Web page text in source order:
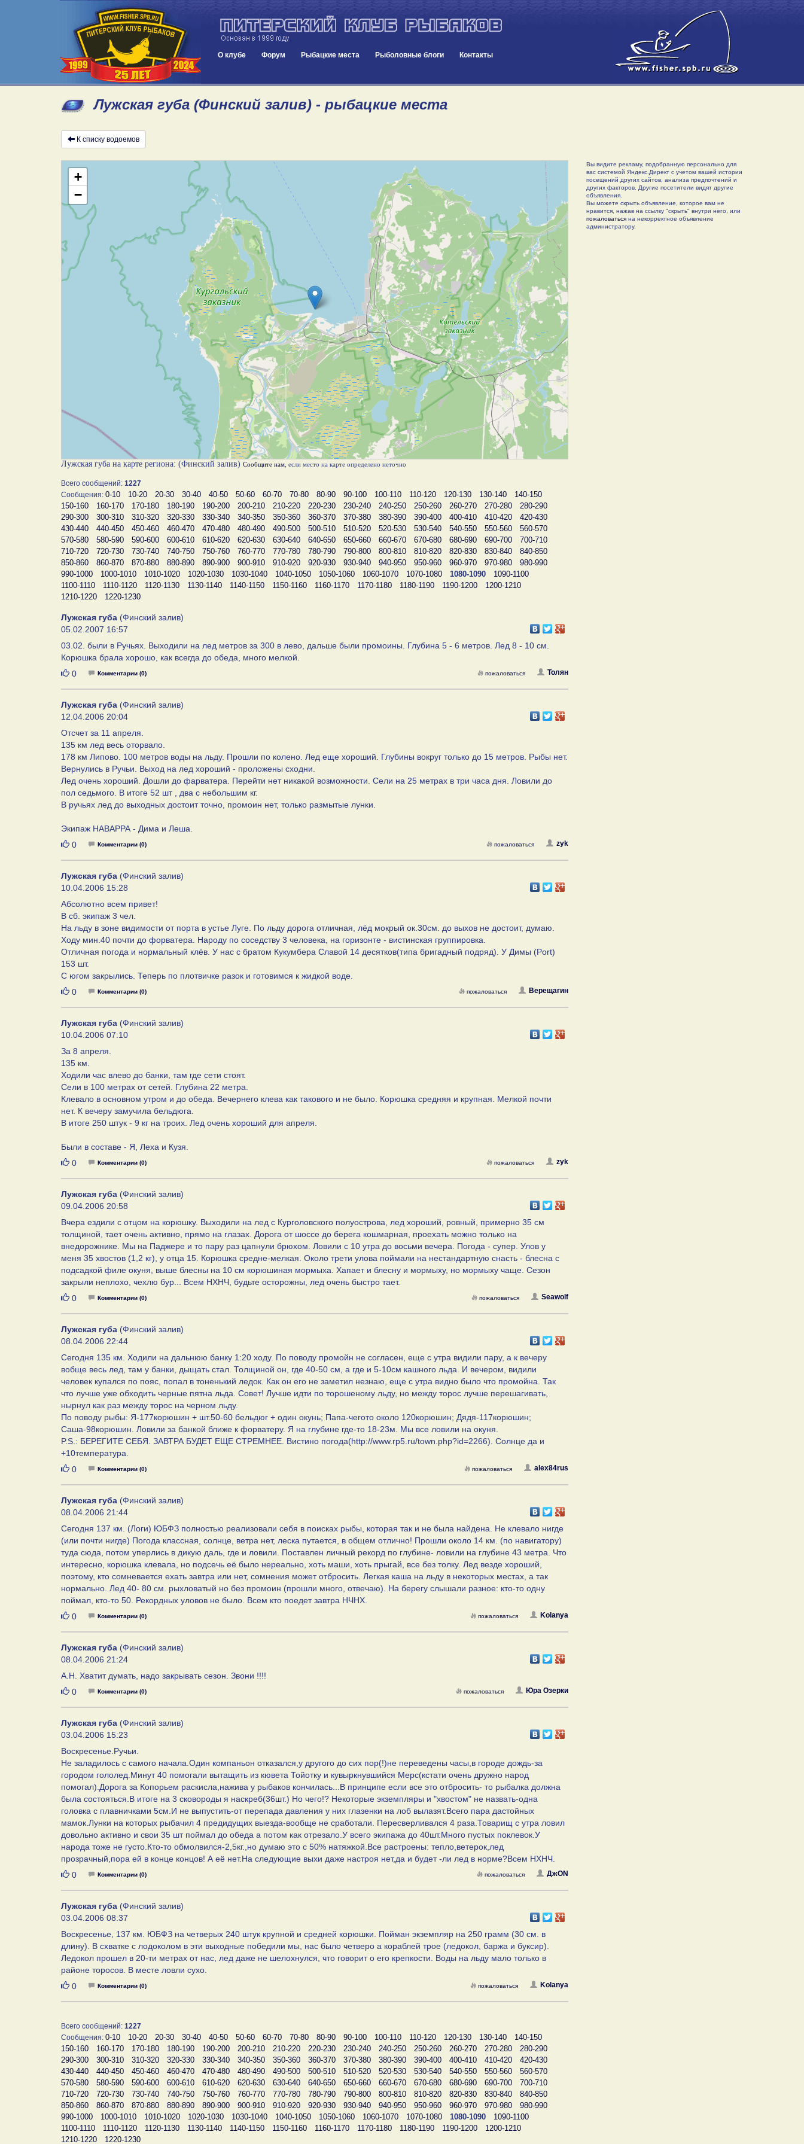
О клубе Форум Рыбацкие места Рыболовные блоги Контакты
Лужская губа (Финский залив) - рыбацкие места
К списку водоемов
+
−
Лужская губа на карте региона: (Финский залив) Сообщите нам , если место на карте определено неточно
Всего сообщений: 1227
Сообщения: 0-10 10-20 20-30 30-40 40-50 50-60 60-70 70-80 80-90 90-100 100-110 110-120 120-130 130-140
140-150
150-160
160-170 170-180 180-190 190-200 200-210 210-220 220-230 230-240 240-250 250-260 260-270 270-280
280-290
290-300
300-310 310-320 320-330 330-340 340-350 350-360 360-370 370-380 380-390 390-400 400-410 410-420
420-430
430-440
440-450 450-460 460-470 470-480 480-490 490-500 500-510 510-520 520-530 530-540 540-550 550-560
560-570
570-580
580-590 590-600 600-610 610-620 620-630 630-640 640-650 650-660 660-670 670-680 680-690 690-700
700-710
710-720
720-730 730-740 740-750 750-760 760-770 770-780 780-790 790-800 800-810 810-820 820-830 830-840
840-850
850-860
860-870 870-880 880-890 890-900 900-910 910-920 920-930 930-940 940-950 950-960 960-970 970-980
980-990
990-1000
1000-1010 1010-1020 1020-1030 1030-1040 1040-1050 1050-1060 1060-1070 1070-1080 1080-1090
1090-1100
1100-1110
1110-1120 1120-1130 1130-1140 1140-1150 1150-1160 1160-1170 1170-1180 1180-1190 1190-1200
1200-1210
1210-1220
1220-1230
Лужская губа (Финский залив)
05.02.2007 16:57
03.02. были в Ручьях. Выходили на лед метров за 300 в лево, дальше были промоины. Глубина 5 - 6 метров. Лед 8 - 10 см.
Корюшка брала хорошо, как всегда до обеда, много мелкой.
Нравится
0 Комментарии (0) Толян
пожаловаться
Лужская губа (Финский залив)
12.04.2006 20:04
Отсчет за 11 апреля.
135 км лед весь оторвало.
178 км Липово. 100 метров воды на льду. Прошли по колено. Лед еще хороший. Глубины вокруг только до 15 метров. Рыбы нет.
Вернулись в Ручьи. Выход на лед хороший - проложены сходни.
Лед очень хороший. Дошли до фарватера. Перейти нет никакой возможности. Сели на 25 метрах в три часа дня. Ловили до
пол седьмого. В итоге 52 шт , два с небольшим кг.
В ручьях лед до выходных достоит точно, промоин нет, только размытые лунки.
Экипаж НАВАРРА - Дима и Леша.
Нравится
0 Комментарии (0) zyk
пожаловаться
Лужская губа (Финский залив)
10.04.2006 15:28
Абсолютно всем привет!
В сб. экипаж 3 чел.
На льду в зоне видимости от порта в устье Луге. По льду дорога отличная, лёд мокрый ок.30см. до выхов не достоит, думаю.
Ходу мин.40 почти до форватера. Народу по соседству 3 человека, на горизонте - вистинская группировка.
Отличная погода и нормальный клёв. У нас с братом Кукумбера Славой 14 десятков(типа бригадный подряд). У Димы (Port)
153 шт.
С югом закрылись. Теперь по плотвичке разок и готовимся к жидкой воде.
Нравится
0 Комментарии (0) Верещагин
пожаловаться
Лужская губа (Финский залив)
10.04.2006 07:10
За 8 апреля.
135 км.
Ходили час влево до банки, там где сети стоят.
Сели в 100 метрах от сетей. Глубина 22 метра.
Клевало в основном утром и до обеда. Вечернего клева как такового и не было. Корюшка средняя и крупная. Мелкой почти
нет. К вечеру замучила бельдюга.
В итоге 250 штук - 9 кг на троих. Лед очень хороший для апреля.
Были в составе - Я, Леха и Кузя.
Нравится
0 Комментарии (0) zyk
пожаловаться
Лужская губа (Финский залив)
09.04.2006 20:58
Вчера ездили с отцом на корюшку. Выходили на лед с Курголовского полуострова, лед хороший, ровный, примерно 35 см
толщиной, тает очень активно, прямо на глазах. Дорога от шоссе до берега кошмарная, проехать можно только на
внедорожнике. Мы на Паджере и то пару раз цапнули брюхом. Ловили с 10 утра до восьми вечера. Погода - супер. Улов у
меня 35 хвостов (1,2 кг), у отца 15. Корюшка средне-мелкая. Около трети улова поймали на нестандартную снасть - блесна с
подсадкой филе окуня, выше блесны на 10 см корюшиная мормыха. Хапает и блесну и мормыху, но мормыху чаще. Сезон
закрыли неплохо, чехлю бур... Всем НХНЧ, будьте осторожны, лед очень быстро тает.
Нравится
0 Комментарии (0) Seawolf
пожаловаться
Лужская губа (Финский залив)
08.04.2006 22:44
Сегодня 135 км. Ходили на дальнюю банку 1:20 ходу. По поводу промойн не согласен, еще с утра видили пару, а к вечеру
вобще весь лед, там у банки, дыщать стал. Толщиной он, где 40-50 см, а где и 5-10см кашного льда. И вечером, видили
человек купался по пояс, попал в тоненький ледок. Как он его не заметил незнаю, еще с утра видно было что промойна. Так
что лучше уже обходить черные пятна льда. Совет! Лучше идти по торошеному льду, но между торос лучше перешагивать,
нырнул как раз между торос на черном льду.
По поводу рыбы: Я-177корюшин + шт.50-60 бельдюг + один окунь; Папа-чегото около 120корюшин; Дядя-117корюшин;
Саша-98корюшин. Ловили за банкой ближе к форватеру. Я на глубине где-то 18-23м. Мы все ловили на окуня.
P.S.: БЕРЕГИТЕ СЕБЯ. ЗАВТРА БУДЕТ ЕЩЕ СТРЕМНЕЕ. Вистино погода(http://www.rp5.ru/town.php?id=2266). Солнце да и
+10температура.
Нравится
0 Комментарии (0) alex84rus
пожаловаться
Лужская губа (Финский залив)
08.04.2006 21:44
Сегодня 137 км. (Логи) ЮБФЗ полностью реализовали себя в поисках рыбы, которая так и не была найдена. Не клевало нигде
(или почти нигде) Погода классная, солнце, ветра нет, леска путается, в общем отлично! Прошли около 14 км. (по навигатору)
туда сюда, потом уперлись в дикую даль, где и ловили. Поставлен личный рекорд по глубине- ловили на глубине 43 метра. Что
интересно, корюшка клевала, но подсечь её было нереально, хоть маши, хоть прыгай, все без толку. Лед везде хороший,
поэтому, кто сомневается ехать завтра или нет, сомнения может отбросить. Легкая каша на льду в некоторых местах, а так
нормально. Лед 40- 80 см. рыхловатый но без промоин (прошли много, отвечаю). На берегу слышали разное: кто-то одну
поймал, кто-то 50. Рекордных уловов не было. Всем кто поедет завтра НЧНХ.
Нравится
0 Комментарии (0) Kolanya
пожаловаться
Лужская губа (Финский залив)
08.04.2006 21:24
А.Н. Хватит думать, надо закрывать сезон. Звони !!!!
Нравится
0 Комментарии (0) Юра Озерки
пожаловаться
Лужская губа (Финский залив)
03.04.2006 15:23
Воскресенье.Ручьи.
Не заладилось с самого начала.Один компаньон отказался,у другого до сих пор(!)не переведены часы,в городе дождь-за
городом гололед.Минут 40 помогали вытащить из кювета Тойотку и кувыркнувшийся Мерс(кстати очень дружно народ
помогал).Дорога за Копорьем раскисла,нажива у рыбаков кончилась...В принципе если все это отбросить- то рыбалка должна
была состояться.В итоге на 3 сковороды я наскреб(36шт.) Но чего!? Некоторые экземпляры и "хвостом" не назвать-одна
головка с плавничками 5см.И не выпустить-от перепада давления у них глазенки на лоб вылазят.Всего пара дастойных
мамок.Лунки на которых рыбачил 4 предидущих выезда-вообще не сработали. Пересверливался 4 раза.Товарищ с утра ловил
довольно активно и свои 35 шт поймал до обеда а потом как отрезало.У всего экипажа до 40шт.Много пустых поклевок.У
народа тоже не густо.Кто-то обмолвился-2,5кг.,но думаю это с 50% натяжкой.Все растроены: тепло,ветерок,лед
прозрачный,пора ей в конце концов! А её нет.На следующие выхи даже настроя нет,да и будет -ли лед в норме?Всем НХНЧ.
Нравится
0 Комментарии (0) ДжON
пожаловаться
Лужская губа (Финский залив)
03.04.2006 08:37
Воскресенье, 137 км. ЮБФЗ на четверых 240 штук крупной и средней корюшки. Пойман экземпляр на 250 грамм (30 см. в
длину). В схватке с лодоколом в эти выходные победили мы, нас было четверо а кораблей трое (ледокол, баржа и буксир).
Ледокол прошел в 20-ти метрах от нас, лед даже не шелохнулся, что говорит о его крепкости. Воды на льду мало только в
районе торосов. В месте ловли сухо.
Нравится
0 Комментарии (0) Kolanya
пожаловаться
Всего сообщений: 1227
Сообщения: 0-10 10-20 20-30 30-40 40-50 50-60 60-70 70-80 80-90 90-100 100-110 110-120 120-130 130-140
140-150
150-160
160-170 170-180 180-190 190-200 200-210 210-220 220-230 230-240 240-250 250-260 260-270 270-280
280-290
290-300
300-310 310-320 320-330 330-340 340-350 350-360 360-370 370-380 380-390 390-400 400-410 410-420
420-430
430-440
440-450 450-460 460-470 470-480 480-490 490-500 500-510 510-520 520-530 530-540 540-550 550-560
560-570
570-580
580-590 590-600 600-610 610-620 620-630 630-640 640-650 650-660 660-670 670-680 680-690 690-700
700-710
710-720
720-730 730-740 740-750 750-760 760-770 770-780 780-790 790-800 800-810 810-820 820-830 830-840
840-850
850-860
860-870 870-880 880-890 890-900 900-910 910-920 920-930 930-940 940-950 950-960 960-970 970-980
980-990
990-1000
1000-1010 1010-1020 1020-1030 1030-1040 1040-1050 1050-1060 1060-1070 1070-1080 1080-1090
1090-1100
1100-1110
1110-1120 1120-1130 1130-1140 1140-1150 1150-1160 1160-1170 1170-1180 1180-1190 1190-1200
1200-1210
1210-1220
1220-1230
Вы видите рекламу, подобранную персонально для
вас системой Яндекс.Директ с учетом вашей истории
посещений других сайтов, анализа предпочтений и
других факторов. Другие посетители видят другие
объявления.
Вы можете скрыть объявление, которое вам не
нравится, нажав на ссылку "скрыть" внутри него, или
пожаловатьсяна некорректное объявление
администратору.